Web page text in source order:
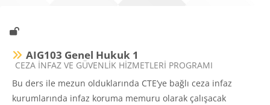
AIG103 Genel Hukuk 1
Ders kategorisi
CEZA İNFAZ VE GÜVENLİK HİZMETLERİ PROGRAMI
Bu ders ile mezun olduklarında CTE’ye bağlı ceza infaz
kurumlarında infaz koruma memuru olarak çalışacak